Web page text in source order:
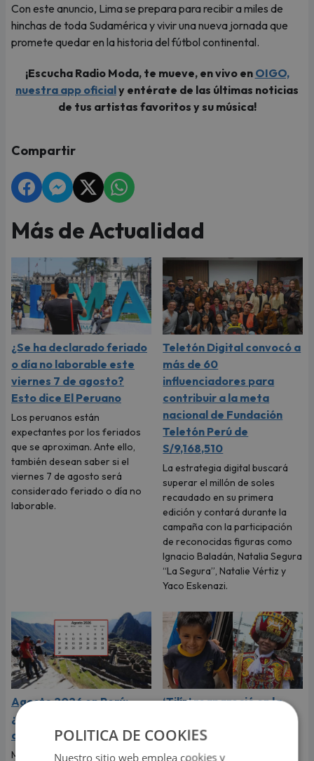
Con este anuncio, Lima se prepara para recibir a miles de
hinchas de toda Sudamérica y vivir una nueva jornada que
promete quedar en la historia del fútbol continental.
¡Escucha Radio Moda, te mueve, en vivo en OIGO,
nuestra app oficialy entérate de las últimas noticias
de tus artistas favoritos y su música!
Compartir
Más de Actualidad
¿Se ha declarado feriado
o día no laborable este
viernes 7 de agosto?
Esto dice El Peruano
Los peruanos están
expectantes por los feriados
que se aproximan. Ante ello,
también desean saber si el
viernes 7 de agosto será
considerado feriado o día no
laborable.
Teletón Digital convocó a
más de 60
influenciadores para
contribuir a la meta
nacional de Fundación
Teletón Perú de
S/9,168,510
La estrategia digital buscará
superar el millón de soles
recaudado en su primera
edición y contará durante la
campaña con la participación
de reconocidas figuras como
Ignacio Baladán, Natalia Segura
“La Segura”, Natalie Vértiz y
Yaco Eskenazi.
Agosto 2026 en Perú:
¿cuáles son los feriados
de este mes?
Muchas personas están
‘Tilín’ reapareció en la
shock a todos por su
cambio físico
POLITICA DE COOKIES
Nuestro sitio web emplea cookies y